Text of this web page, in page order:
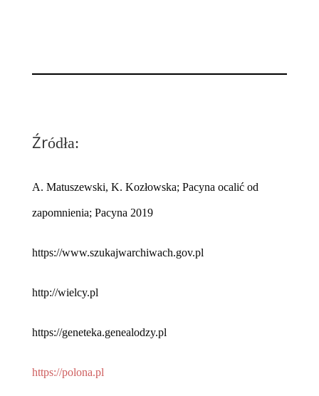
Źródła:
A. Matuszewski, K. Kozłowska; Pacyna ocalić od
zapomnienia; Pacyna 2019
https://www.szukajwarchiwach.gov.pl
http://wielcy.pl
https://geneteka.genealodzy.pl
https://polona.pl